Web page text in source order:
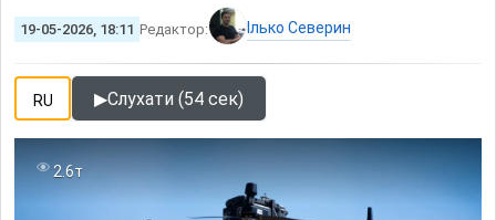
19-05-2026, 18:11 Редактор: Ілько Северин
RU ▶Слухати (54 сек)
2.6т